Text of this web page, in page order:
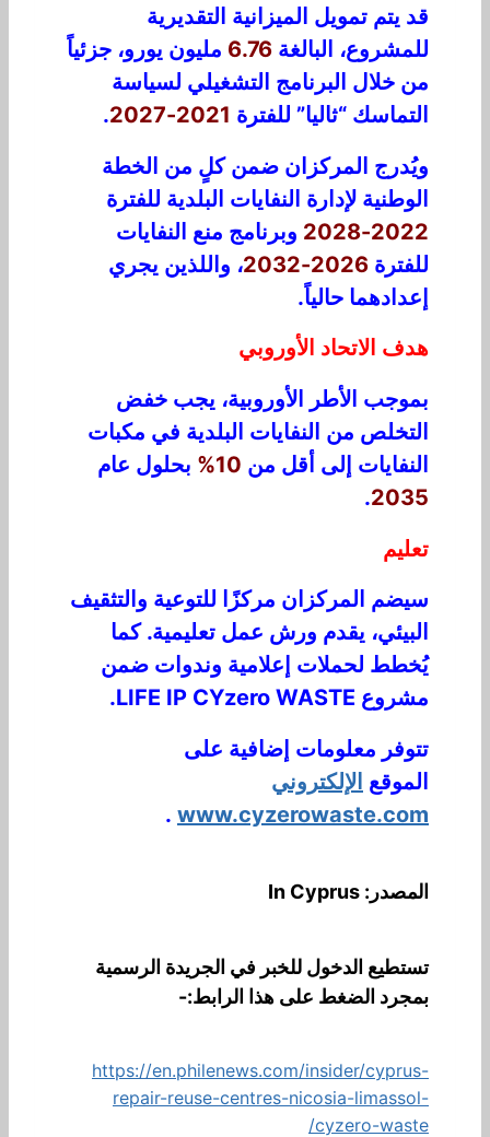
قد يتم تمويل الميزانية التقديرية
للمشروع، البالغة 6.76 مليون يورو، جزئياً
من خلال البرنامج التشغيلي لسياسة
التماسك “ثاليا” للفترة 2021-2027
.
ويُدرج المركزان ضمن كلٍ من الخطة
الوطنية لإدارة النفايات البلدية للفترة
2022-2028
وبرنامج منع النفايات
للفترة 2026-2032
، واللذين يجري
إعدادهما حالياً.
هدف الاتحاد الأوروبي
بموجب الأطر الأوروبية، يجب خفض
التخلص من النفايات البلدية في مكبات
النفايات إلى أقل من 10%
بحلول عام
2035
.
تعليم
سيضم المركزان مركزًا للتوعية والتثقيف
البيئي، يقدم ورش عمل تعليمية. كما
يُخطط لحملات إعلامية وندوات ضمن
مشروع LIFE IP CYzero WASTE.
تتوفر معلومات إضافية على
الموقع الإلكتروني
www.cyzerowaste.com
.
المصدر: In Cyprus
تستطيع الدخول للخبر في الجريدة الرسمية
بمجرد الضغط على هذا الرابط:-
https://en.philenews.com/insider/cyprus-
repair-reuse-centres-nicosia-limassol-
cyzero-waste/